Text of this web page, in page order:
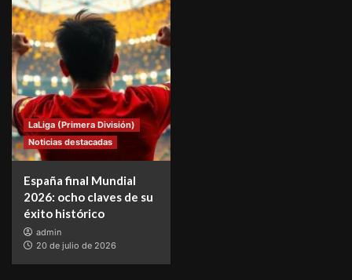
LaLiga (Primera División)
Noticias destacadas
España final Mundial
2026: ocho claves de su
éxito histórico
admin
20 de julio de 2026